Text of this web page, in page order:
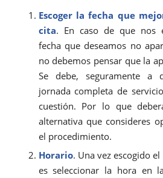
Escoger la fecha que
cita. En caso de que nos
fecha que deseamos no
no debemos pensar que la
Se debe, seguramente a
jornada completa de
cuestión. Por lo que
alternativa que consideres
el procedimiento.
Horario. Una vez escogido
es seleccionar la hora en